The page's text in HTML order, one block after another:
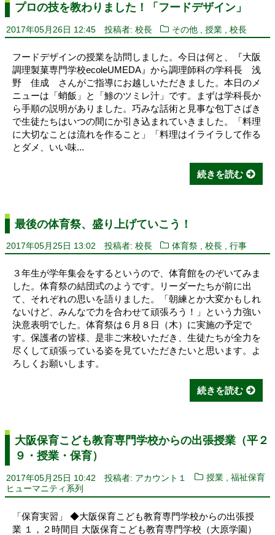
プロの技を教わりました！「フードデザイン」
2017年05月26日 12:45 投稿者: 校長 その他 ,授業 ,校長
フードデザインの授業を訪問しました。今日は何と、『大阪
調理製菓専門学校ecoleUMEDA』から調理師科の学科長 浅
野 佳成 さんがご指導にお越しいただきました。本日のメ
ニューは「蛸飯」と「鯵のツミレ汁」です。まずは学科長か
ら手順の説明がありました。巧みな話術と見事な包丁さばき
で生徒たちはいつの間にか引き込まれていきました。「料理
に大切なことは流れを作ること」「料理はイライラして作る
とダメ、いい味...
続きを読む
最後の体育祭、盛り上げていこう！
2017年05月25日 13:02 投稿者: 校長 体育祭 ,校長 ,行事
３年生が学年集会をするというので、体育館をのぞいてみま
した。体育祭の結団式のようです。リーダーたちが前に出
て、それぞれの思いを語りました。「朝練とか大変かもしれ
ないけど、みんなで力を合わせて頑張ろう！」という力強い
決意表明でした。体育祭は６月８日（木）に実施の予定で
す。保護者の皆様、是非ご来校いただき、生徒たちが全力を
尽くして頑張っている姿を見ていただきたいと思います。よ
ろしくお願いします。
続きを読む
大阪保育こども教育専門学校からの出張授業（平２
９・授業・保育）
2017年05月25日 10:42 投稿者: アカウント１ 授業 ,福祉保育
ヒューマニティ系列
「保育実習」 ◆大阪保育こども教育専門学校からの出張授
業 １，２時間目 大阪保育こども教育専門学校（大原学園）